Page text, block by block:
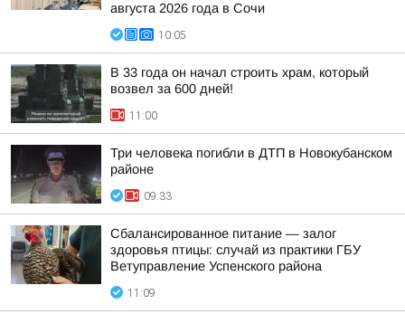
августа 2026 года в Сочи
10:05
В 33 года он начал строить храм, который
возвел за 600 дней!
11:00
Три человека погибли в ДТП в Новокубанском
районе
09:33
Сбалансированное питание — залог
здоровья птицы: случай из практики ГБУ
Ветуправление Успенского района
11:09